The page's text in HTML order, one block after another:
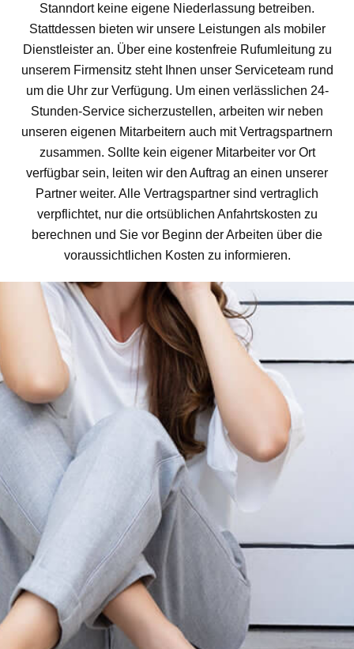
Stanndort keine eigene Niederlassung betreiben.
Stattdessen bieten wir unsere Leistungen als mobiler
Dienstleister an. Über eine kostenfreie Rufumleitung zu
unserem Firmensitz steht Ihnen unser Serviceteam rund
um die Uhr zur Verfügung. Um einen verlässlichen 24-
Stunden-Service sicherzustellen, arbeiten wir neben
unseren eigenen Mitarbeitern auch mit Vertragspartnern
zusammen. Sollte kein eigener Mitarbeiter vor Ort
verfügbar sein, leiten wir den Auftrag an einen unserer
Partner weiter. Alle Vertragspartner sind vertraglich
verpflichtet, nur die ortsüblichen Anfahrtskosten zu
berechnen und Sie vor Beginn der Arbeiten über die
voraussichtlichen Kosten zu informieren.